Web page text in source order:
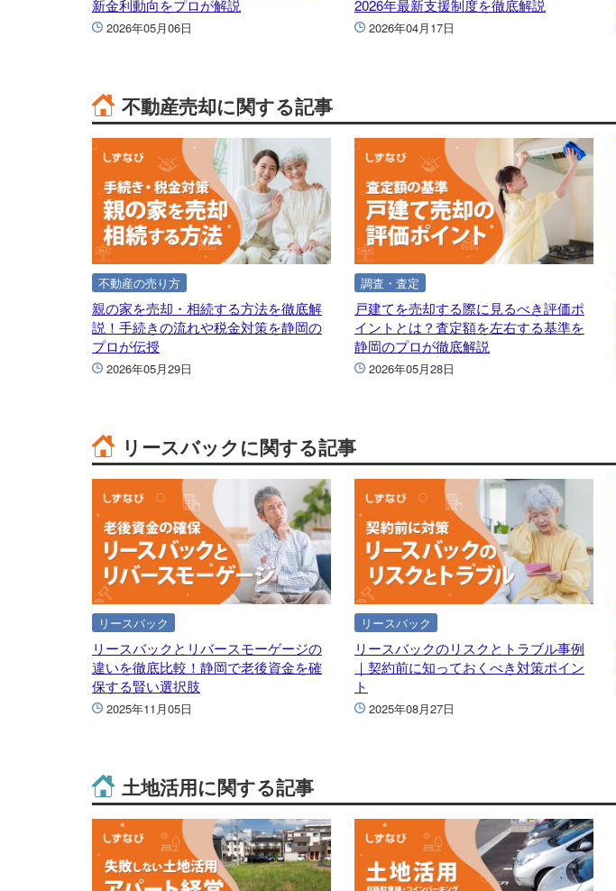
新金利動向をプロが解説
2026年05月06日
2026年最新支援制度を徹底解説
2026年04月17日
不動産売却に関する記事
不動産の売り方
親の家を売却・相続する方法を徹底解
説！手続きの流れや税金対策を静岡の
プロが伝授
2026年05月29日
調査・査定
戸建てを売却する際に見るべき評価ポ
イントとは？査定額を左右する基準を
静岡のプロが徹底解説
2026年05月28日
リースバックに関する記事
リースバック
リースバックとリバースモーゲージの
違いを徹底比較！静岡で老後資金を確
保する賢い選択肢
2025年11月05日
リースバック
リースバックのリスクとトラブル事例
｜契約前に知っておくべき対策ポイン
ト
2025年08月27日
土地活用に関する記事